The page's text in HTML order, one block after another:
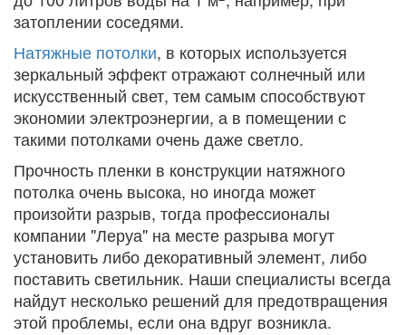
затоплении соседями.
Натяжные потолки, в которых используется
зеркальный эффект отражают солнечный или
искусственный свет, тем самым способствуют
экономии электроэнергии, а в помещении с
такими потолками очень даже светло.
Прочность пленки в конструкции натяжного
потолка очень высока, но иногда может
произойти разрыв, тогда профессионалы
компании "Леруа" на месте разрыва могут
установить либо декоративный элемент, либо
поставить светильник. Наши специалисты всегда
найдут несколько решений для предотвращения
этой проблемы, если она вдруг возникла.